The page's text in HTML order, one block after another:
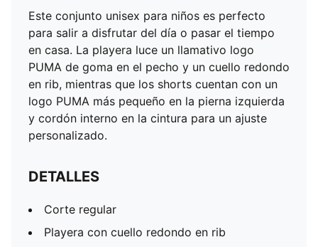
Pants con bolsillos laterales
Detalles de la marca PUMA
Este conjunto unisex para niños es perfecto
para salir a disfrutar del día o pasar el tiempo
en casa. La playera luce un llamativo logo
PUMA de goma en el pecho y un cuello redondo
en rib, mientras que los shorts cuentan con un
logo PUMA más pequeño en la pierna izquierda
y cordón interno en la cintura para un ajuste
personalizado.
DETALLES
Corte regular
Playera con cuello redondo en rib